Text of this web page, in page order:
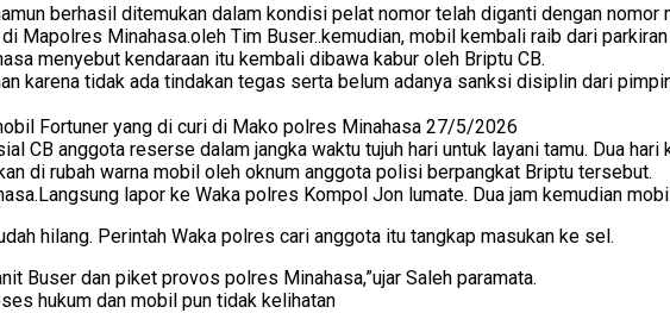
berhasil ditemukan dalam kondisi pelat nomor telah diganti dengan nomor
Mapolres Minahasa.oleh Tim Buser..kemudian, mobil kembali raib dari
menyebut kendaraan itu kembali dibawa kabur oleh Briptu CB.
karena tidak ada tindakan tegas serta belum adanya sanksi disiplin dari
Fortuner yang di curi di Mako polres Minahasa 27/5/2026
CB anggota reserse dalam jangka waktu tujuh hari untuk layani tamu. Dua
di rubah warna mobil oleh oknum anggota polisi berpangkat Briptu tersebut.
lapor ke Waka polres Kompol Jon lumate. Dua jam kemudian
hilang. Perintah Waka polres cari anggota itu tangkap masukan ke sel.
Buser dan piket provos polres Minahasa,”ujar Saleh paramata.
hukum dan mobil pun tidak kelihatan